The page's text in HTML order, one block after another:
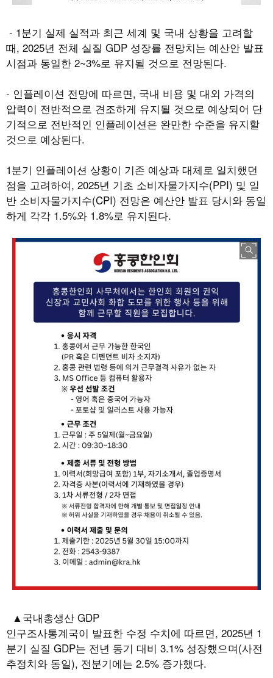
- 1분기 실제 실적과 최근 세계 및 국내 상황을 고려할
때, 2025년 전체 실질 GDP 성장률 전망치는 예산안 발표
시점과 동일한 2~3%로 유지될 것으로 전망된다.
- 인플레이션 전망에 따르면, 국내 비용 및 대외 가격의
압력이 전반적으로 견조하게 유지될 것으로 예상되어 단
기적으로 전반적인 인플레이션은 완만한 수준을 유지할
것으로 예상된다.
1분기 인플레이션 상황이 기존 예상과 대체로 일치했던
점을 고려하여, 2025년 기초 소비자물가지수(PPI) 및 일
반 소비자물가지수(CPI) 전망은 예산안 발표 당시와 동일
하게 각각 1.5%와 1.8%로 유지된다.
▲국내총생산 GDP
인구조사통계국이 발표한 수정 수치에 따르면, 2025년 1
분기 실질 GDP는 전년 동기 대비 3.1% 성장했으며(사전
추정치와 동일), 전분기에는 2.5% 증가했다.